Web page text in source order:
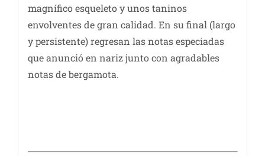
magnífico esqueleto y unos taninos
envolventes de gran calidad. En su final (largo
y persistente) regresan las notas especiadas
que anunció en nariz junto con agradables
notas de bergamota.